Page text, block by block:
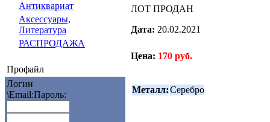
Антиквариат
Аксессуары,
Литература
РАСПРОДАЖА
Профайл
Логин
\Email:Пароль:
ЛОТ ПРОДАН
Дата: 20.02.2021
Цена: 170 руб.
Металл:Серебро